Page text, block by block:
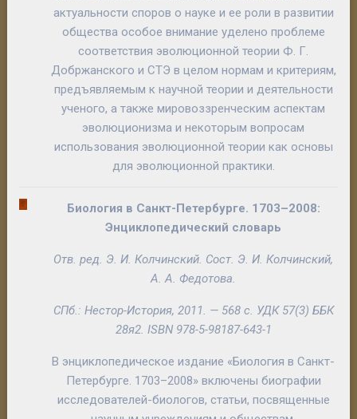
актуальности споров о науке и ее роли в развитии
общества особое внимание уделено проблеме
соответствия эволюционной теории Ф. Г.
Добржанского и СТЭ в целом нормам и критериям,
предъявляемым к научной теории и деятельности
ученого, а также мировоззренческим аспектам
эволюционизма и некоторым вопросам
использования эволюционной теории как основы
для эволюционной практики.
Биология в Санкт-Петербурге. 1703–2008:
Энциклопедический словарь
Отв. ред. Э. И. Колчинский. Сост. Э. И. Колчинский,
А. А. Федотова.
СПб.: Нестор-История, 2011. — 568 с. УДК 57(3) ББК
28я2. ISBN 978-5-98187-643-1
В энциклопедическое издание «Биология в Санкт-
Петербурге. 1703–2008» включены биографии
исследователей-биологов, статьи, посвященные